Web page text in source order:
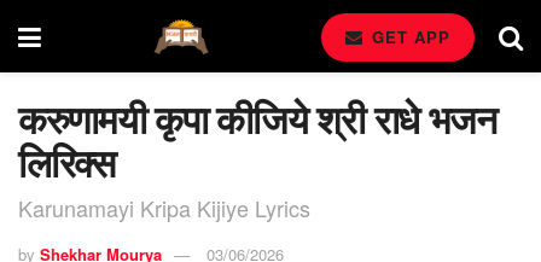
GET APP
करुणामयी कृपा कीजिये श्री राधे भजन
लिरिक्स
Karunamayi Kripa Kijiye Lyrics
by Shekhar Mourya 03/06/2026